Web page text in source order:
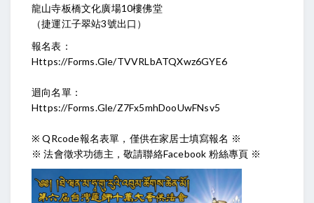
龍山寺板橋文化廣場10樓佛堂
（捷運江子翠站3號出口）
報名表：
Https://forms.gle/tVVRLbATQXwz6GYE6
迴向名單：
Https://forms.gle/Z7Fx5mhDooUwFNsv5
※ QRcode報名表單，僅供在家居士填寫報名 ※
※ 法會徵求功德主，敬請聯絡Facebook 粉絲專頁 ※